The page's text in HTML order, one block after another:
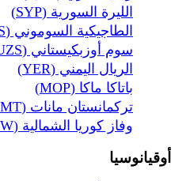
الليرة السورية (SYP)
الطاجيكية السوموني (TJS)
سوم أوزبكيستاني (UZS)
الريال اليمني (YER)
باتاكا ماكا (MOP)
تركمانستان مانات (TMT)
وفاز كوريا الشمالية (KPW)
أوقيانوسيا